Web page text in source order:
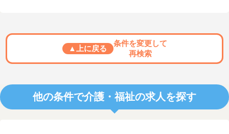
▲上に戻る
条件を変更して
再検索
他の条件で介護・福祉の求人を探す